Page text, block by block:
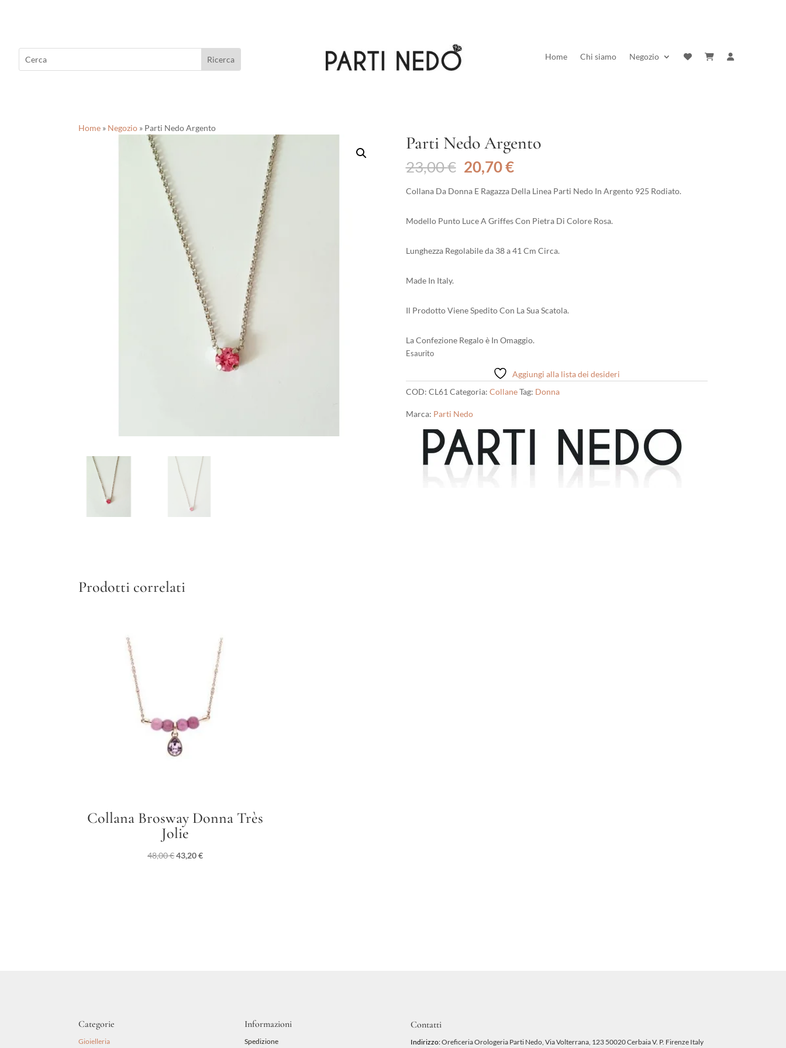
Home Chi siamo Negozio
Home » Negozio » Parti Nedo Argento
Parti Nedo Argento
23,00€ Il
prezzo
originale
23,00 €.
20,70€Il
attuale
20,70 €.
Collana Da Donna E Ragazza Della Linea Parti Nedo In Argento 925 Rodiato.
Modello Punto Luce A Griffes Con Pietra Di Colore Rosa.
Lunghezza Regolabile da 38 a 41 Cm Circa.
Made In Italy.
Il Prodotto Viene Spedito Con La Sua Scatola.
La Confezione Regalo è In Omaggio.
Esaurito
Aggiungi alla lista dei desideri
COD: CL61 Categoria: Collane Tag: Donna
Marca: Parti Nedo
Prodotti correlati
Collana Brosway Donna Très
Jolie
48,00€Il
43,20€Il
Categorie
Gioielleria
Informazioni
Spedizione
Contatti
Indirizzo:Oreficeria Orologeria Parti Nedo, Via Volterrana, 123 50020 Cerbaia V. P. Firenze Italy